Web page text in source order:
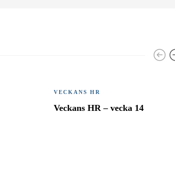
VECKANS HR
Veckans HR – vecka 14